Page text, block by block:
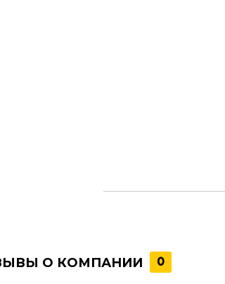
О КОМПАНИИ 0